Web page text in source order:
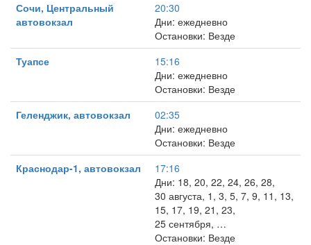
Сочи, Центральный
автовокзал
20:30
Дни: ежедневно
Остановки: Везде
Туапсе
15:16
Дни: ежедневно
Остановки: Везде
Геленджик, автовокзал
02:35
Дни: ежедневно
Остановки: Везде
Краснодар-1, автовокзал
17:16
Дни: 18, 20, 22, 24, 26, 28,
30 августа, 1, 3, 5, 7, 9, 11, 13,
15, 17, 19, 21, 23,
25 сентября, …
Остановки: Везде